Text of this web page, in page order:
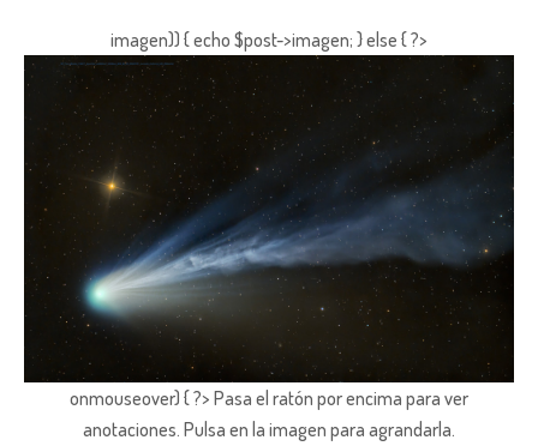
imagen)) { echo $post->imagen; } else { ?>
onmouseover) { ?> Pasa el ratón por encima para ver
anotaciones. Pulsa en la imagen para agrandarla.